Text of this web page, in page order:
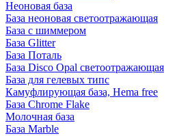
Неоновая база
База неоновая светоотражающая
База с шиммером
База Glitter
База Поталь
База Disco Opal светоотражающая
База для гелевых типс
Камуфлирующая база, Hema free
База Chrome Flake
Молочная база
База Marble